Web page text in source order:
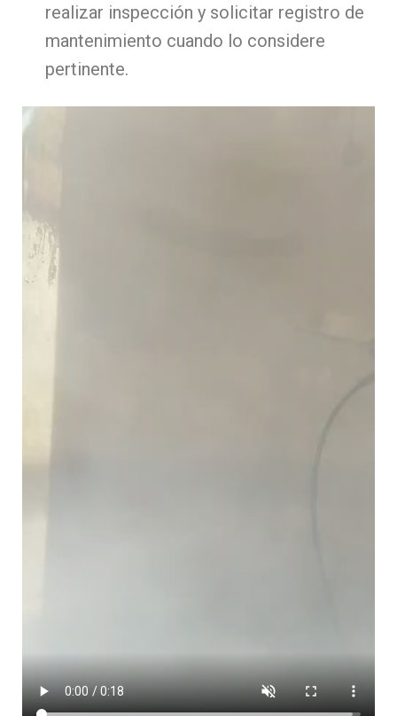
realizar inspección y solicitar registro de
mantenimiento cuando lo considere
pertinente.